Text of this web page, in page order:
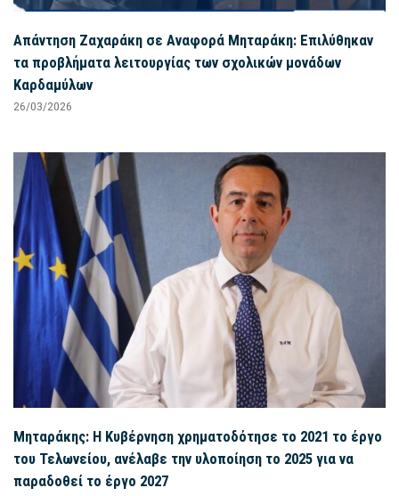
Απάντηση Ζαχαράκη σε Αναφορά Μηταράκη: Επιλύθηκαν
τα προβλήματα λειτουργίας των σχολικών μονάδων
Καρδαμύλων
26/03/2026
Μηταράκης: Η Κυβέρνηση χρηματοδότησε το 2021 το έργο
του Τελωνείου, ανέλαβε την υλοποίηση το 2025 για να
παραδοθεί το έργο 2027